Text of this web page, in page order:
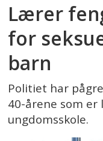
Lærer
for
barn
Politiet har
40-årene som
ungdomsskole.